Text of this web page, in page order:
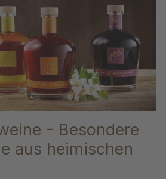
- Besondere
aus heimischen